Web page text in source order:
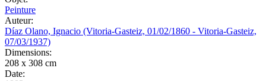
Peinture
Auteur:
Díaz Olano, Ignacio (Vitoria-Gasteiz, 01/02/1860 - Vitoria-Gasteiz,
07/03/1937)
Dimensions:
208 x 308 cm
Date: